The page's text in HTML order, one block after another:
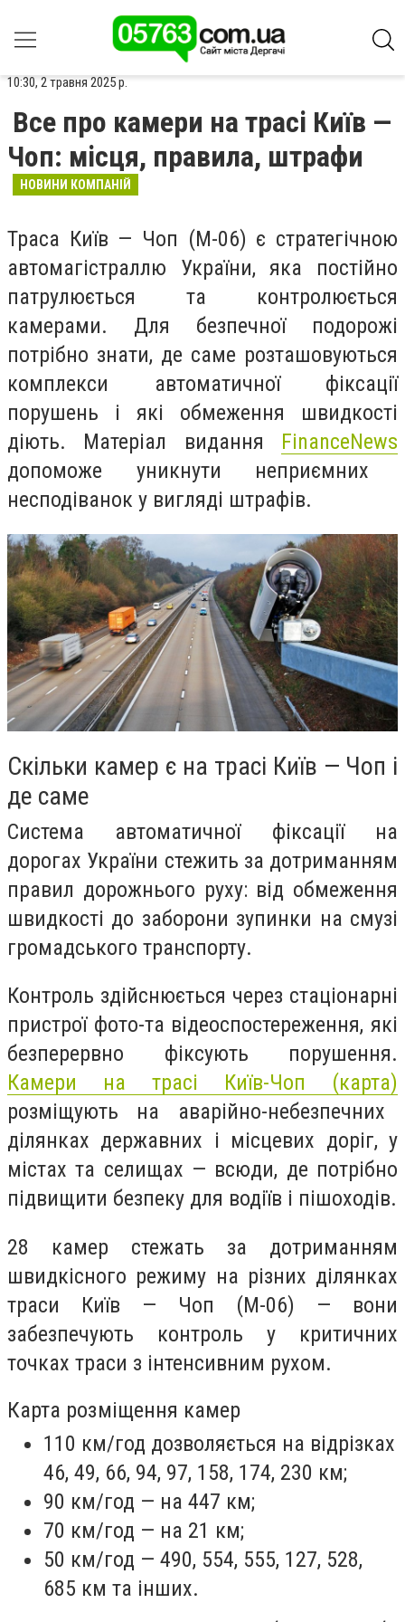
10:30, 2 травня 2025 р.
Все про камери на трасі Київ —
Чоп: місця, правила, штрафи
НОВИНИ КОМПАНІЙ
Траса Київ — Чоп (М-06) є стратегічною
автомагістраллю України, яка постійно
патрулюється та контролюється
камерами. Для безпечної подорожі
потрібно знати, де саме розташовуються
комплекси автоматичної фіксації
порушень і які обмеження швидкості
діють. Матеріал видання FinanceNews
допоможе уникнути неприємних
несподіванок у вигляді штрафів.
Скільки камер є на трасі Київ — Чоп і
де саме
Система автоматичної фіксації на
дорогах України стежить за дотриманням
правил дорожнього руху: від обмеження
швидкості до заборони зупинки на смузі
громадського транспорту.
Контроль здійснюється через стаціонарні
пристрої фото-та відеоспостереження, які
безперервно фіксують порушення.
Камери на трасі Київ-Чоп (карта)
розміщують на аварійно-небезпечних
ділянках державних і місцевих доріг, у
містах та селищах — всюди, де потрібно
підвищити безпеку для водіїв і пішоходів.
28 камер стежать за дотриманням
швидкісного режиму на різних ділянках
траси Київ — Чоп (М-06) — вони
забезпечують контроль у критичних
точках траси з інтенсивним рухом.
Карта розміщення камер
110 км/год дозволяється на відрізках
46, 49, 66, 94, 97, 158, 174, 230 км;
90 км/год — на 447 км;
70 км/год — на 21 км;
50 км/год — 490, 554, 555, 127, 528,
685 км та інших.